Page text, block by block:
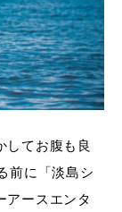
してお腹も良
前に「淡島シ
アースエンタ